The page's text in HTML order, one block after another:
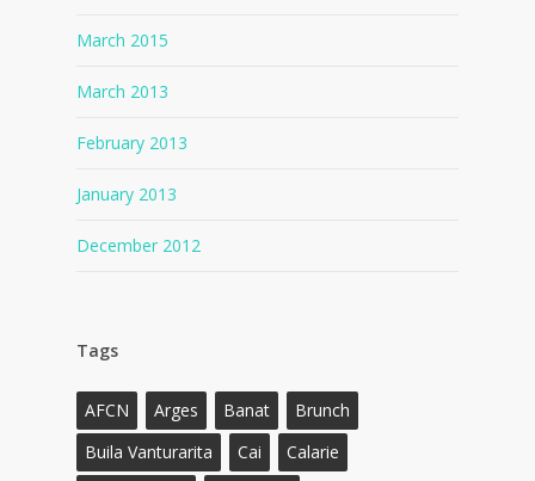
March 2015
March 2013
February 2013
January 2013
December 2012
Tags
AFCN Arges Banat
Brunch
Buila Vanturarita
Cai
Calarie